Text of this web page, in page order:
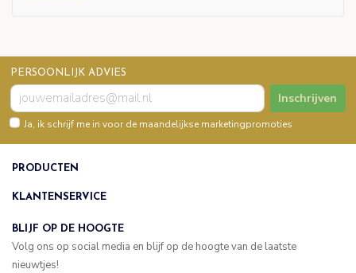
PERSOONLIJK ADVIES
Inschrijven
Ja, ik schrijf me in voor de maandelijkse marketingpromoties
PRODUCTEN
KLANTENSERVICE
BLIJF OP DE HOOGTE
Volg ons op social media en blijf op de hoogte van de laatste
nieuwtjes!